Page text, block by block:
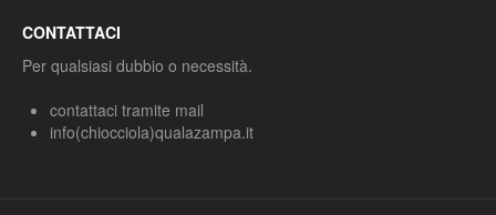
CONTATTACI
Per qualsiasi dubbio o necessità.
contattaci tramite mail
info(chiocciola)qualazampa.it